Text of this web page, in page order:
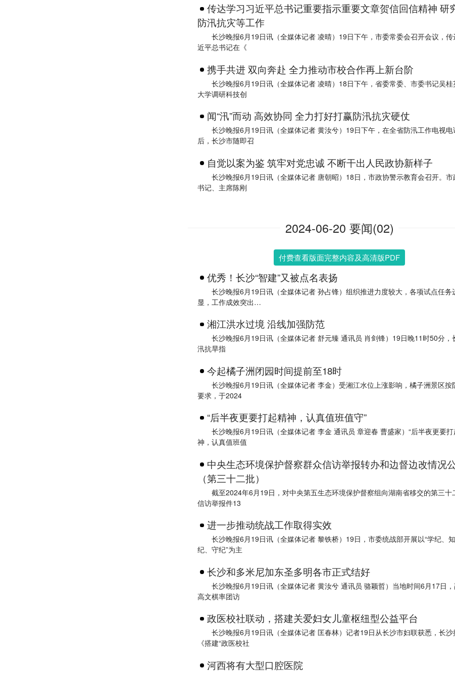
传达学习习近平总书记重要指示重要文章贺信回信精神 研
防汛抗灾等工作
长沙晚报6月19日讯（全媒体记者 凌晴）19日下午，市委常委会召开会议，传
近平总书记在《
携手共进 双向奔赴 全力推动市校合作再上新台阶
长沙晚报6月19日讯（全媒体记者 凌晴）18日下午，省委常委、市委书记吴
大学调研科技创
闻“汛”而动 高效协同 全力打好打赢防汛抗灾硬仗
长沙晚报6月19日讯（全媒体记者 黄汝兮）19日下午，在全省防汛工作电视电
后，长沙市随即召
自觉以案为鉴 筑牢对党忠诚 不断干出人民政协新样子
长沙晚报6月19日讯（全媒体记者 唐朝昭）18日，市政协警示教育会召开。市
书记、主席陈刚
2024-06-20 要闻(02)
付费查看版面完整内容及高清版PDF
优秀！长沙“智建”又被点名表扬
长沙晚报6月19日讯（全媒体记者 孙占锋）组织推进力度较大，各项试点任务
显，工作成效突出…
湘江洪水过境 沿线加强防范
长沙晚报6月19日讯（全媒体记者 舒元臻 通讯员 肖剑锋）19日晚11时50分，
汛抗旱指
今起橘子洲闭园时间提前至18时
长沙晚报6月19日讯（全媒体记者 李金）受湘江水位上涨影响，橘子洲景区按
要求，于2024
“后半夜更要打起精神，认真值班值守”
长沙晚报6月19日讯（全媒体记者 李金 通讯员 章迎春 曹盛家）“后半夜更要
神，认真值班值
中央生态环境保护督察群众信访举报转办和边督边改情况
（第三十二批）
截至2024年6月19日，对中央第五生态环境保护督察组向湖南省移交的第三十
信访举报件13
进一步推动统战工作取得实效
长沙晚报6月19日讯（全媒体记者 黎铁桥）19日，市委统战部开展以“学纪、
纪、守纪”为主
长沙和多米尼加东圣多明各市正式结好
长沙晚报6月19日讯（全媒体记者 黄汝兮 通讯员 骆颖哲）当地时间6月17日
高文棋率团访
政医校社联动，搭建关爱妇女儿童枢纽型公益平台
长沙晚报6月19日讯（全媒体记者 匡春林）记者19日从长沙市妇联获悉，长沙
《搭建“政医校社
河西将有大型口腔医院